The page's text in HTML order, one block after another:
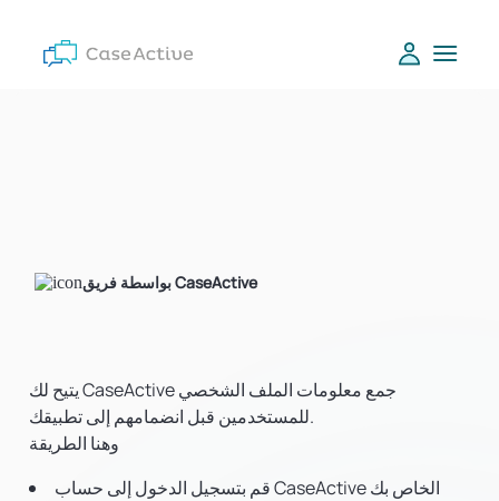
بواسطة فريق CaseActive
يتيح لك CaseActive جمع معلومات الملف الشخصي
للمستخدمين قبل انضمامهم إلى تطبيقك.
وهنا الطريقة
قم بتسجيل الدخول إلى حساب CaseActive الخاص بك